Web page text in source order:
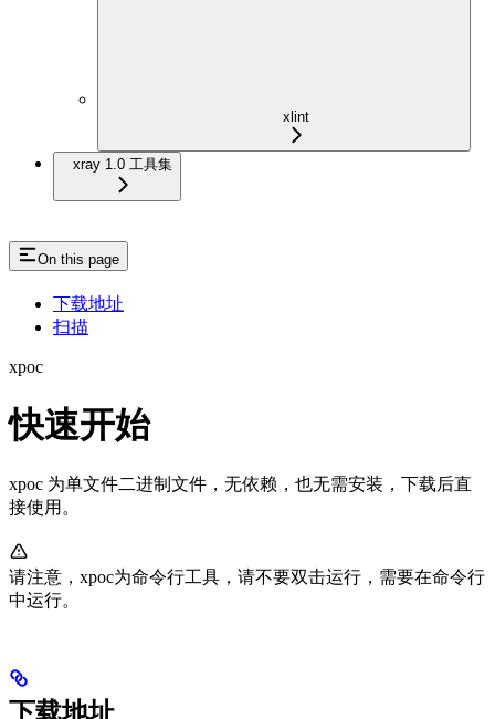
xlint
xray 1.0 工具集
On this page
下载地址
扫描
xpoc
快速开始
xpoc 为单文件二进制文件，无依赖，也无需安装，下载后直
接使用。
请注意，xpoc为命令行工具，请不要双击运行，需要在命令行
中运行。
下载地址